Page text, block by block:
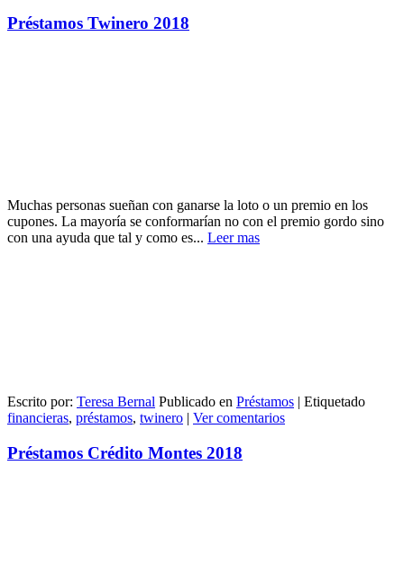
Préstamos Twinero 2018
Muchas personas sueñan con ganarse la loto o un premio en los
cupones. La mayoría se conformarían no con el premio gordo sino
con una ayuda que tal y como es... Leer mas
Escrito por: Teresa Bernal Publicado en Préstamos | Etiquetado
financieras, préstamos, twinero | Ver comentarios
Préstamos Crédito Montes 2018